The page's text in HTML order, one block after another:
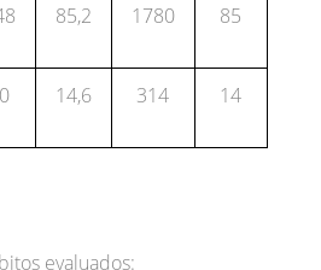
85,2 1780 85
14,6 314 14
evaluados: